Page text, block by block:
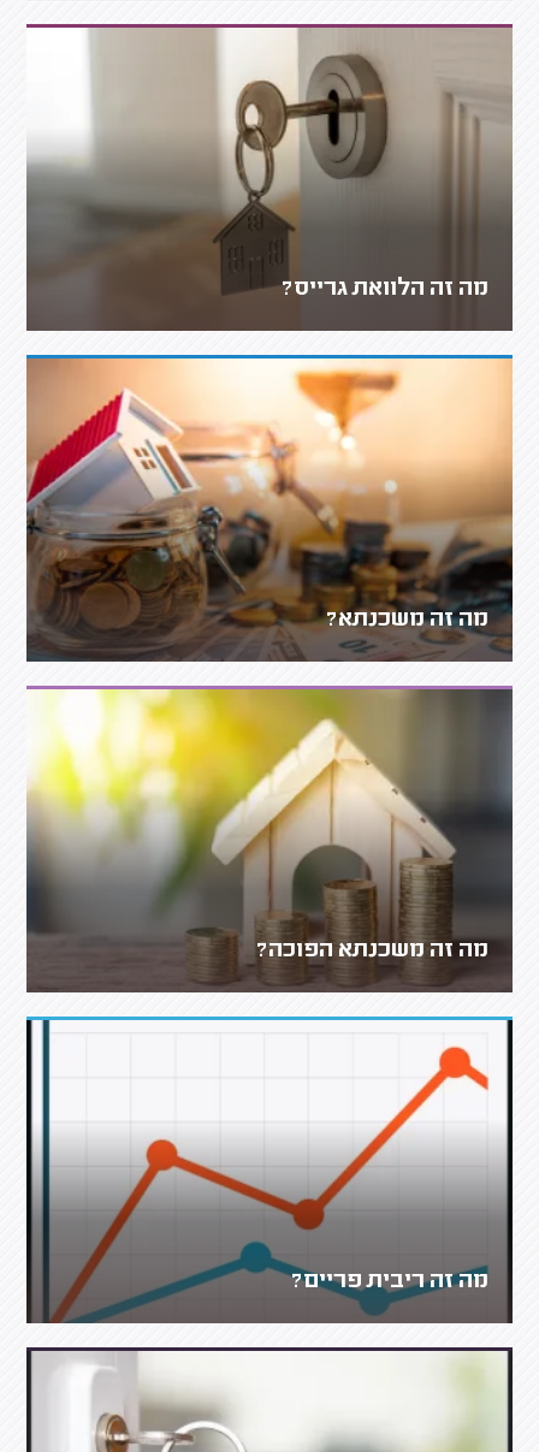
מה זה הלוואת גרייס?
מה זה משכנתא?
מה זה משכנתא הפוכה?
מה זה ריבית פריים?